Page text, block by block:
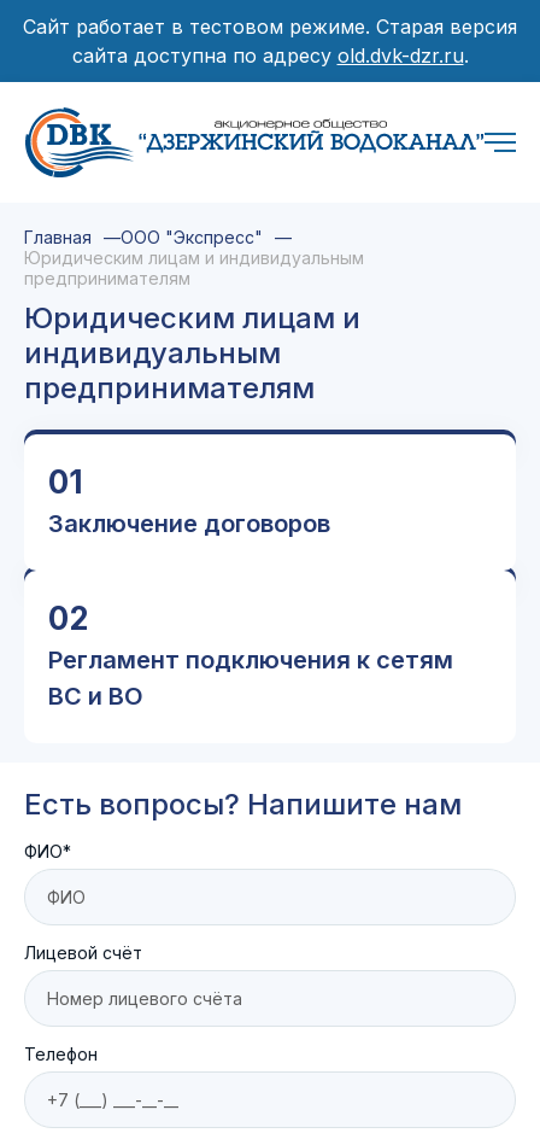
Сайт работает в тестовом режиме. Старая версия
сайта доступна по адресу old.dvk-dzr.ru.
Главная
ООО "Экспресс"
Юридическим лицам и индивидуальным
предпринимателям
Юридическим лицам и
индивидуальным
предпринимателям
01
Заключение договоров
02
Регламент подключения к сетям
ВС и ВО
Есть вопросы? Напишите нам
ФИО*
Лицевой счёт
Телефон